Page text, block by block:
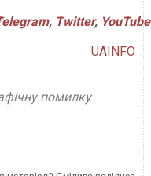
, Twitter, YouTube
UAINFO
помилку